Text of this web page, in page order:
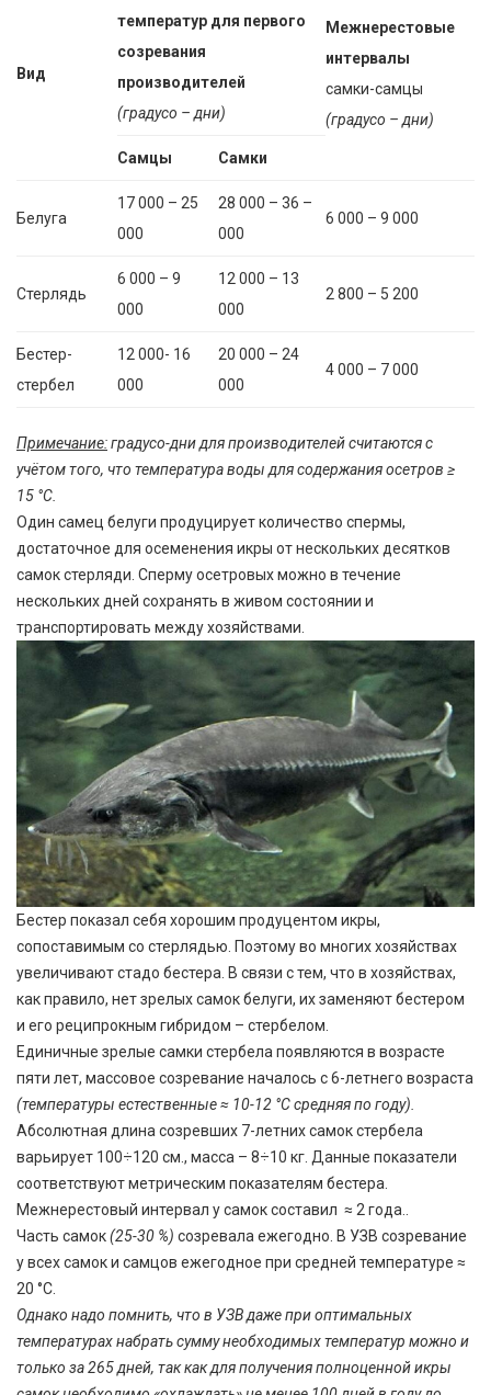
Вид
температур для первого
созревания
производителей
(градусо – дни)
Межнерестовые
интервалы
самки-самцы
(градусо – дни)
Самцы Самки
Белуга
17 000 – 25
000
28 000 – 36 –
000
6 000 – 9 000
Стерлядь
6 000 – 9
000
12 000 – 13
000
2 800 – 5 200
Бестер-
стербел
12 000- 16
000
20 000 – 24
000
4 000 – 7 000
Примечание:градусо-дни для производителей считаются с
учётом того, что температура воды для содержания осетров ≥
15 °С.
Один самец белуги продуцирует количество спермы,
достаточное для осеменения икры от нескольких десятков
самок стерляди. Сперму осетровых можно в течение
нескольких дней сохранять в живом состоянии и
транспортировать между хозяйствами.
Бестер показал себя хорошим продуцентом икры,
сопоставимым со стерлядью. Поэтому во многих хозяйствах
увеличивают стадо бестера. В связи с тем, что в хозяйствах,
как правило, нет зрелых самок белуги, их заменяют бестером
и его реципрокным гибридом – стербелом.
Единичные зрелые самки стербела появляются в возрасте
пяти лет, массовое созревание началось с 6-летнего возраста
(температуры естественные ≈ 10-12 °С средняя по году).
Абсолютная длина созревших 7-летних самок стербела
варьирует 100÷120 см., масса – 8÷10 кг. Данные показатели
соответствуют метрическим показателям бестера.
Межнерестовый интервал у самок составил ≈ 2 года..
Часть самок(25-30 %) созревала ежегодно. В УЗВ созревание
у всех самок и самцов ежегодное при средней температуре ≈
20 °С.
Однако надо помнить, что в УЗВ даже при оптимальных
температурах набрать сумму необходимых температур можно и
только за 265 дней, так как для получения полноценной икры